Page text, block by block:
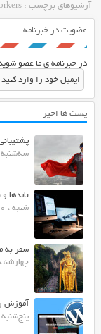
آرشیوهای برچسب : workers
عضویت در خبرنامه
در خبرنامه ی ما عضو
پست ها اخیر
سه‌شنبه ، 13
بایدها
شنبه ، 10 آگوست
سفر به
چهارشنبه ، 28
آموزش
پنج‌شنبه ، 13